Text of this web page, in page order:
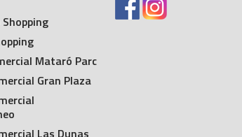
Mataró Parc
Gran Plaza
Las Dunas